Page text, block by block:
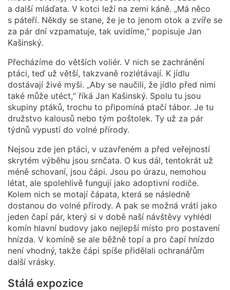
a další mláďata. V kotci leží na zemi káně. „Má něco
s páteří. Někdy se stane, že je to jenom otok a zvíře se
za pár dní vzpamatuje, tak uvidíme,“ popisuje Jan
Kašinský.
Přecházíme do větších voliér. V nich se zachránění
ptáci, teď už větší, takzvaně rozlétávají. K jídlu
dostávají živé myši. „Aby se naučili, že jídlo před nimi
také může utéct,“ říká Jan Kašinský. Spolu tu jsou
skupiny ptáků, trochu to připomíná ptačí tábor. Je tu
družstvo kalousů nebo tým poštolek. Ty už za pár
týdnů vypustí do volné přírody.
Nejsou zde jen ptáci, v uzavřeném a před veřejností
skrytém výběhu jsou srnčata. O kus dál, tentokrát už
méně schovaní, jsou čápi. Jsou po úrazu, nemohou
létat, ale spolehlivě fungují jako adoptivní rodiče.
Kolem nich se motají čápata, která se následně
dostanou do volné přírody. A pak se možná vrátí jako
jeden čapí pár, který si v době naší návštěvy vyhlédl
komín hlavní budovy jako nejlepší místo pro postavení
hnízda. V komíně se ale běžně topí a pro čapí hnízdo
není vhodný, takže čápi spíše přidělali ochranářům
další vrásky.
Stálá expozice